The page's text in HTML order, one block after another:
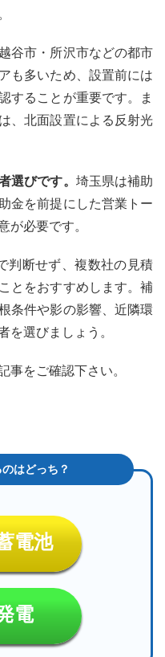
谷市・所沢市などの都市
も多いため、設置前には
することが重要です。ま
、北面設置による反射光
選びです。 埼玉県は補助
金を前提にした営業トー
が必要です。
判断せず、複数社の見積
とをおすすめします。補
条件や影の影響、近隣環
を選びましょう。
事をご確認下さい。
電池
電